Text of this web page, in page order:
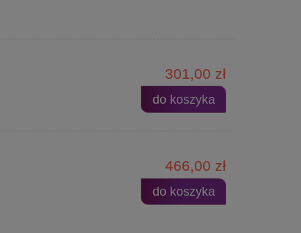
301,00 zł
do koszyka
466,00 zł
do koszyka